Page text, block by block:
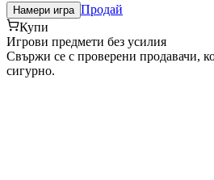
Намери игра Продай
Купи
Игрови предмети без усилия
Свържи се с проверени продавачи,
сигурно.